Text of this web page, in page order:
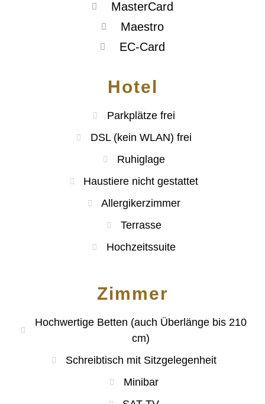
MasterCard
Maestro
EC-Card
Hotel
Parkplätze frei
DSL (kein WLAN) frei
Ruhiglage
Haustiere nicht gestattet
Allergikerzimmer
Terrasse
Hochzeitssuite
Zimmer
Hochwertige Betten (auch Überlänge bis 210
cm)
Schreibtisch mit Sitzgelegenheit
Minibar